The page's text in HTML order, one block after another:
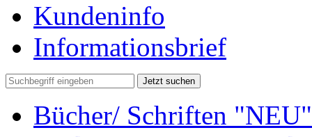
Kundeninfo
Informationsbrief
Jetzt suchen
Bücher/ Schriften "NEU"